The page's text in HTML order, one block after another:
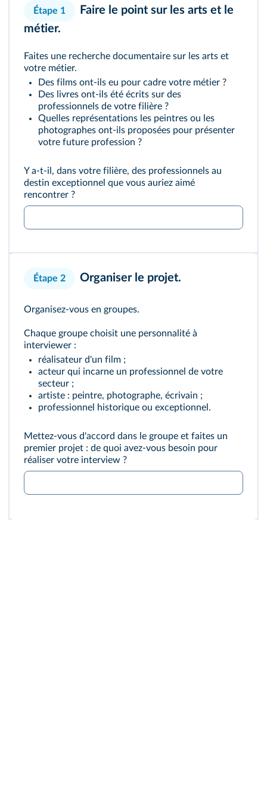
Étape 1
Faire le point sur les arts et le
métier.
Faites une recherche documentaire sur les arts et
votre métier.
Des films ont-ils eu pour cadre votre métier ?
Des livres ont-ils été écrits sur des
professionnels de votre filière ?
Quelles représentations les peintres ou les
photographes ont-ils proposées pour présenter
votre future profession ?
Y a-t-il, dans votre filière, des professionnels au
destin exceptionnel que vous auriez aimé
rencontrer ?
Étape 2 Organiser le projet.
Organisez-vous en groupes.
Chaque groupe choisit une personnalité à
interviewer :
réalisateur d'un film ;
acteur qui incarne un professionnel de votre
secteur ;
artiste : peintre, photographe, écrivain ;
professionnel historique ou exceptionnel.
Mettez-vous d'accord dans le groupe et faites un
premier projet : de quoi avez-vous besoin pour
réaliser votre interview ?